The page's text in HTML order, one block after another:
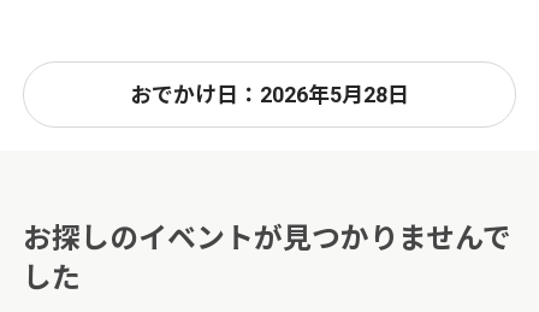
おでかけ日：2026年5月28日
お探しのイベントが見つかりませんで
した